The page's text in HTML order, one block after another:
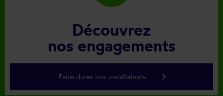
Découvrez
nos engagements
Faire durer nos installations keyboard_arrow_right